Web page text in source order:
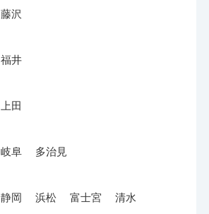
藤沢
福井
上田
岐阜 多治見
静岡 浜松 富士宮 清水